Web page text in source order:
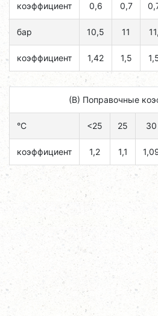
коэффициент 0,6 0,7
бар 10,5 11
коэффициент 1,42 1,5
(B) Поправочные
°C <25 25 30
коэффициент 1,2 1,1